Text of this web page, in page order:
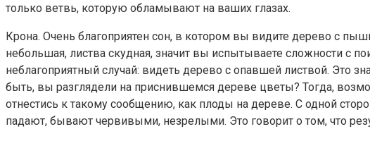
только ветвь, которую обламывают на ваших глазах.
Крона. Очень благоприятен сон, в котором вы видите дерево с
небольшая, листва скудная, значит вы испытываете сложности с
неблагоприятный случай: видеть дерево с опавшей листвой. Это
быть, вы разглядели на приснившемся дереве цветы? Тогда,
отнестись к такому сообщению, как плоды на дереве. С одной
падают, бывают червивыми, незрелыми. Это говорит о том, что